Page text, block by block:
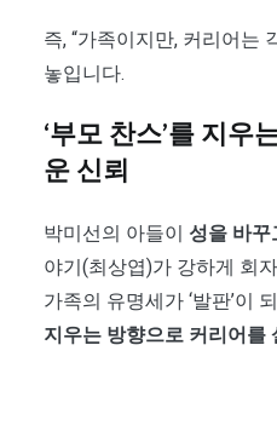
즉, “가족이지만, 커리어는
놓입니다.
‘부모 찬스’를 지우
운 신뢰
박미선의 아들이 성을 바꾸
야기(최상엽)가 강하게 회
가족의 유명세가 ‘발판’이
지우는 방향으로 커리어를